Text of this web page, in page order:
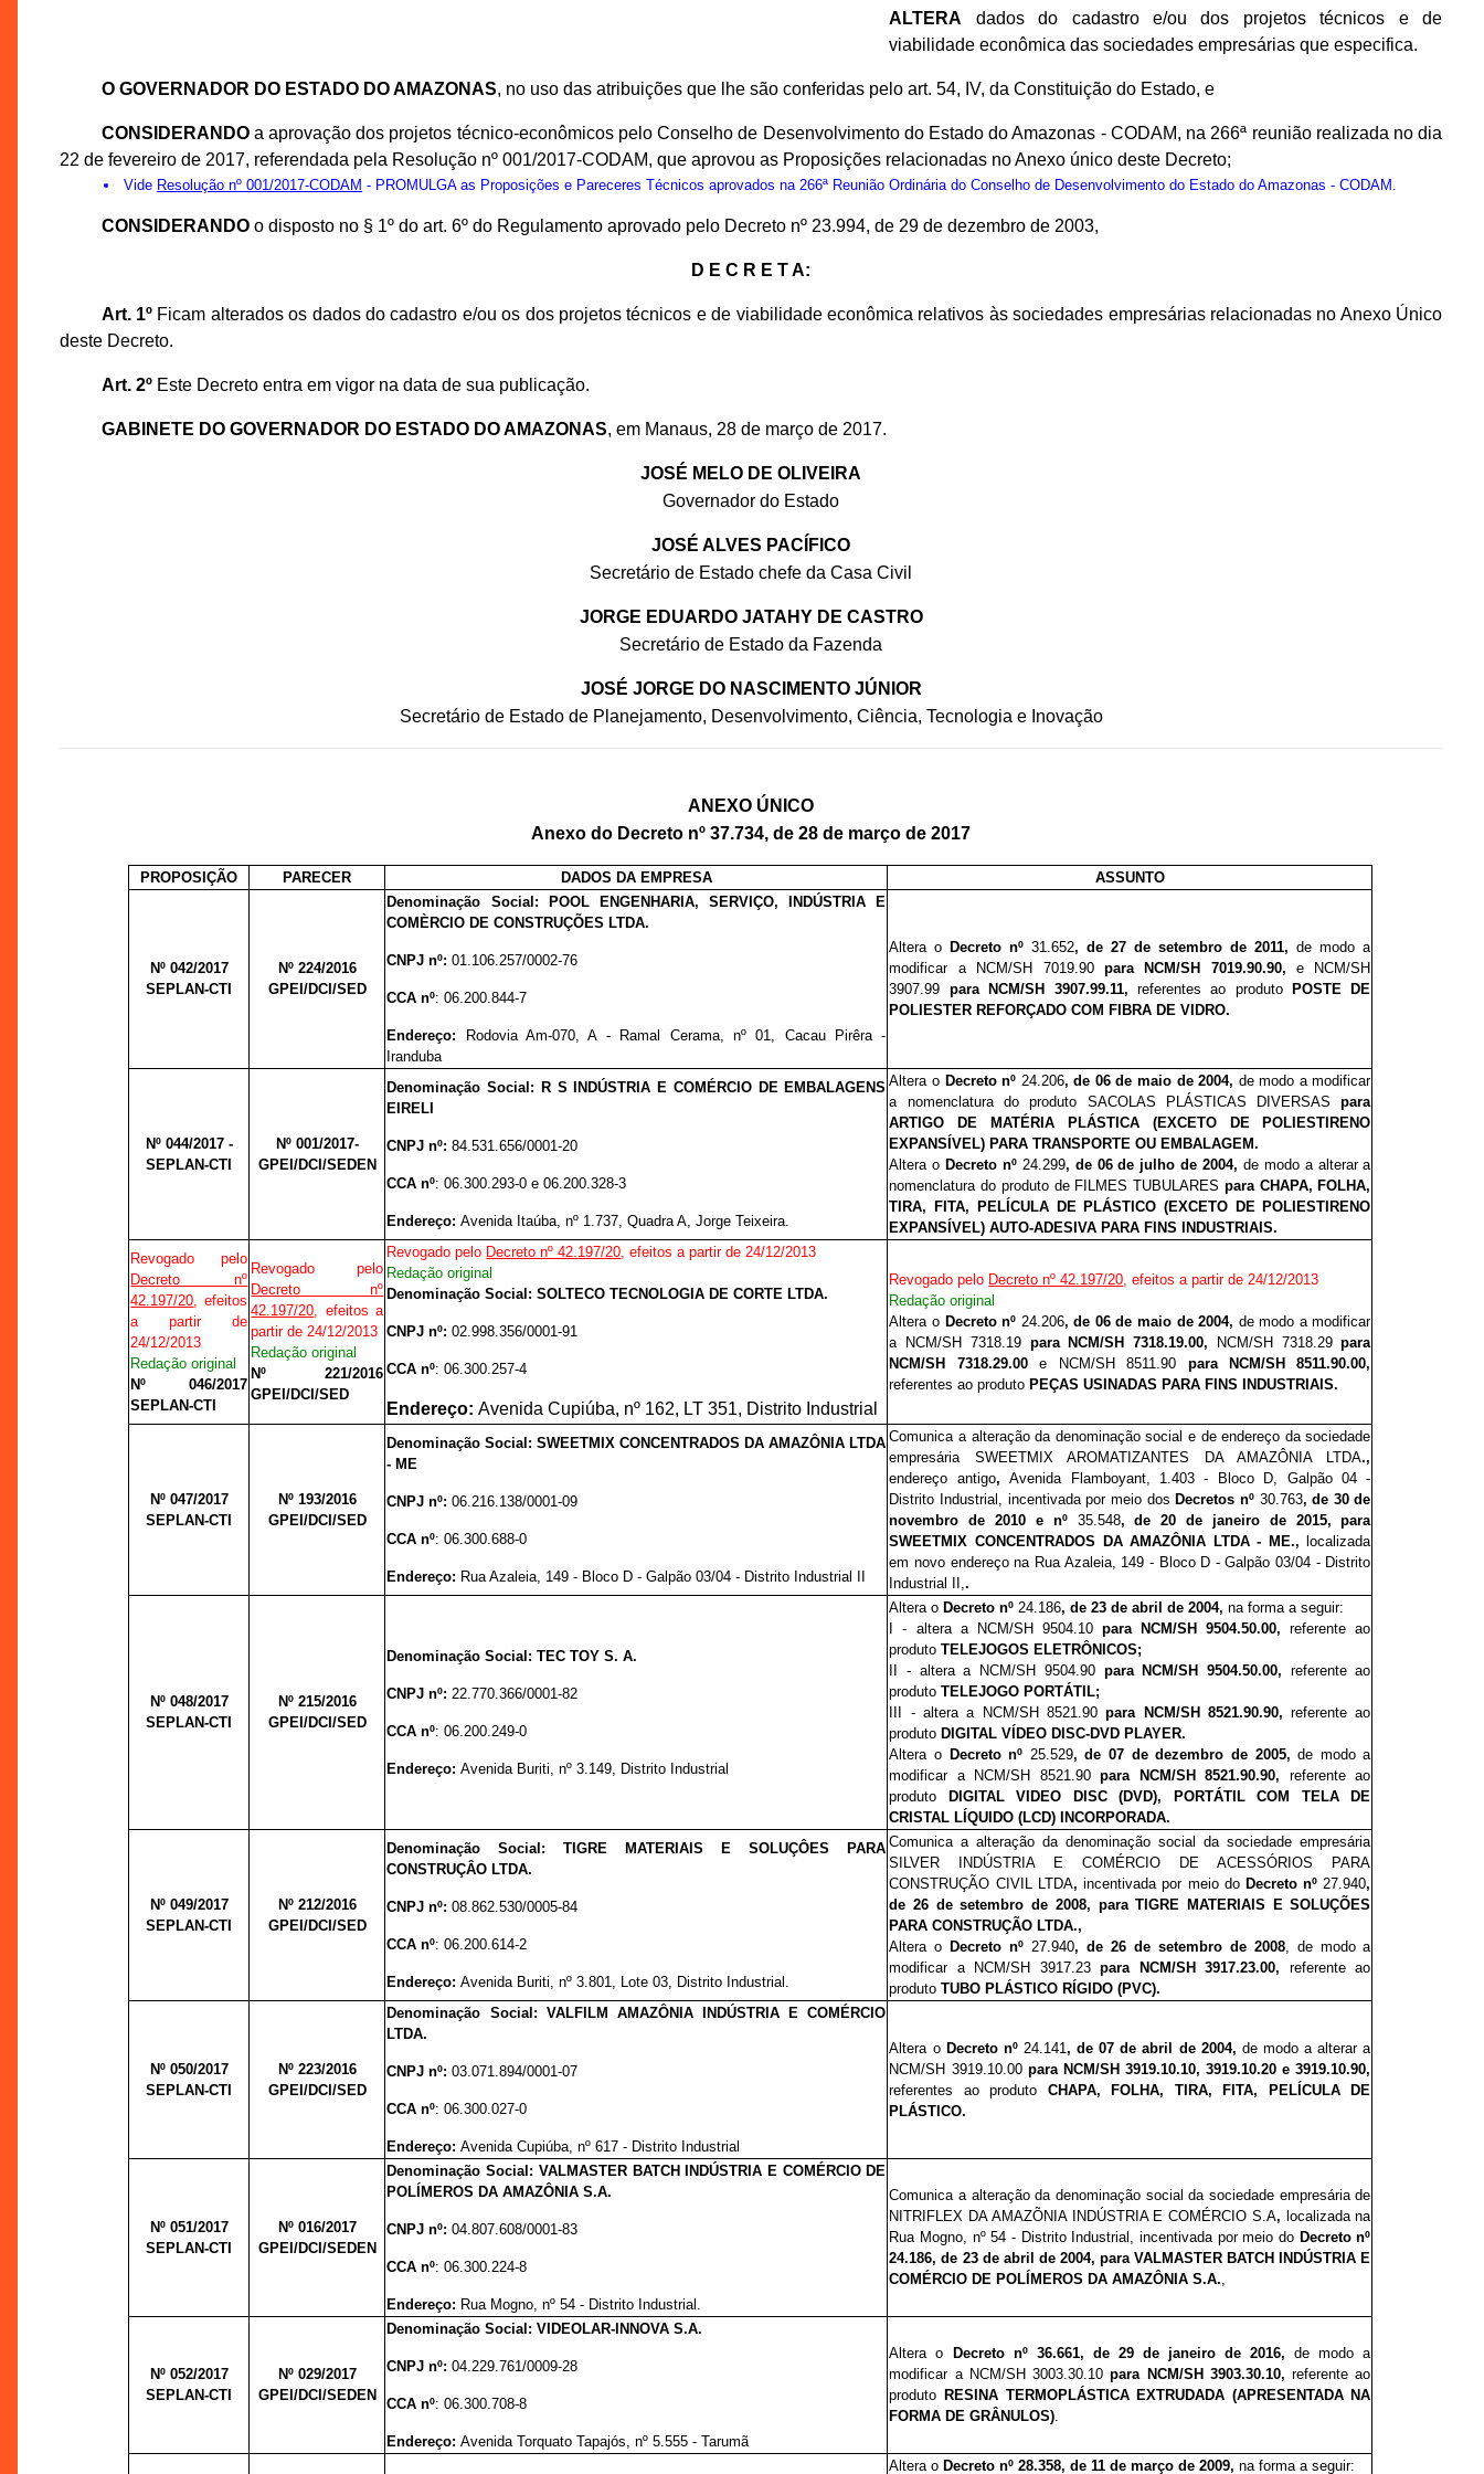
ALTERA dados do cadastro e/ou dos projetos técnicos e de
viabilidade econômica das sociedades empresárias que especifica.
O GOVERNADOR DO ESTADO DO AMAZONAS, no uso das atribuições que lhe são conferidas pelo art. 54, IV, da Constituição do Estado, e
CONSIDERANDOa aprovação dos projetos técnico-econômicos pelo Conselho de Desenvolvimento do Estado do Amazonas - CODAM, na 266ª reunião realizada no dia
22 de fevereiro de 2017, referendada pela Resolução nº 001/2017-CODAM, que aprovou as Proposições relacionadas no Anexo único deste Decreto;
Vide Resolução nº 001/2017-CODAM - PROMULGA as Proposições e Pareceres Técnicos aprovados na 266ª Reunião Ordinária do Conselho de Desenvolvimento do Estado do Amazonas - CODAM.
CONSIDERANDOo disposto no § 1º do art. 6º do Regulamento aprovado pelo Decreto nº 23.994, de 29 de dezembro de 2003,
D E C R E T A:
Art. 1ºFicam alterados os dados do cadastro e/ou os dos projetos técnicos e de viabilidade econômica relativos às sociedades empresárias relacionadas no Anexo Único
deste Decreto.
Art. 2ºEste Decreto entra em vigor na data de sua publicação.
GABINETE DO GOVERNADOR DO ESTADO DO AMAZONAS, em Manaus, 28 de março de 2017.
JOSÉ MELO DE OLIVEIRA
Governador do Estado
JOSÉ ALVES PACÍFICO
Secretário de Estado chefe da Casa Civil
JORGE EDUARDO JATAHY DE CASTRO
Secretário de Estado da Fazenda
JOSÉ JORGE DO NASCIMENTO JÚNIOR
Secretário de Estado de Planejamento, Desenvolvimento, Ciência, Tecnologia e Inovação
ANEXO ÚNICO
Anexo do Decreto nº 37.734, de 28 de março de 2017
PROPOSIÇÃO PARECER DADOS DA EMPRESA ASSUNTO
Nº 042/2017
SEPLAN-CTI
Nº 224/2016
GPEI/DCI/SED
Denominação Social: POOL ENGENHARIA, SERVIÇO, INDÚSTRIA E
COMÈRCIO DE CONSTRUÇÕES LTDA.
CNPJ nº:01.106.257/0002-76
CCA nº: 06.200.844-7
Endereço:
Rodovia Am-070, A - Ramal Cerama, nº 01, Cacau Pirêra -
Iranduba
Altera o Decreto nº31.652, de 27 de setembro de 2011,de modo a
modificar
a NCM/SH 7019.90 para NCM/SH 7019.90.90,e NCM/SH
3907.99 para NCM/SH 3907.99.11, referentes ao produto
POSTE DE
POLIESTER REFORÇADO COM FIBRA DE VIDRO.
Nº 044/2017 -
SEPLAN-CTI
Nº 001/2017-
GPEI/DCI/SEDEN
Denominação Social: R S INDÚSTRIA E COMÉRCIO DE EMBALAGENS
EIRELI
CNPJ nº:84.531.656/0001-20
CCA nº: 06.300.293-0 e 06.200.328-3
Endereço:Avenida Itaúba, nº 1.737, Quadra A, Jorge Teixeira.
Altera o Decreto nº 24.206, de 06 de maio de 2004, de modo a modificar
a
nomenclatura do produto SACOLAS PLÁSTICAS DIVERSASpara
ARTIGO DE MATÉRIA PLÁSTICA (EXCETO DE POLIESTIRENO
EXPANSÍVEL) PARA TRANSPORTE OU EMBALAGEM.
Altera o Decreto nº 24.299, de 06 de julho de 2004, de modo a alterar a
nomenclatura do produto de FILMES TUBULARES para CHAPA, FOLHA,
TIRA, FITA, PELÍCULA DE PLÁSTICO (EXCETO DE POLIESTIRENO
EXPANSÍVEL) AUTO-ADESIVA PARA FINS INDUSTRIAIS.
Revogado pelo
Decreto nº
42.197/20, efeitos
a partir de
24/12/2013
Redação original
Nº 046/2017
SEPLAN-CTI
Revogado pelo
Decreto nº
42.197/20, efeitos a
partir de 24/12/2013
Redação original
Nº 221/2016
GPEI/DCI/SED
Revogado pelo Decreto nº 42.197/20, efeitos a partir de 24/12/2013
Redação original
Denominação Social: SOLTECO TECNOLOGIA DE CORTE LTDA.
CNPJ nº:02.998.356/0001-91
CCA nº: 06.300.257-4
Endereço:Avenida Cupiúba, nº 162, LT 351, Distrito Industrial
Revogado pelo Decreto nº 42.197/20, efeitos a partir de 24/12/2013
Redação original
Altera o Decreto nº 24.206, de 06 de maio de 2004, de modo a modificar
a NCM/SH 7318.19 para NCM/SH 7318.19.00, NCM/SH 7318.29para
NCM/SH 7318.29.00e NCM/SH 8511.90 para NCM/SH 8511.90.00,
referentes ao produto PEÇAS USINADAS PARA FINS INDUSTRIAIS.
Nº 047/2017
SEPLAN-CTI
Nº 193/2016
GPEI/DCI/SED
Denominação Social:SWEETMIX CONCENTRADOS DA AMAZÔNIA LTDA
- ME
CNPJ nº:06.216.138/0001-09
CCA nº: 06.300.688-0
Endereço: Rua Azaleia, 149 - Bloco D - Galpão 03/04 - Distrito Industrial II
Comunica a alteração da denominação social e de endereço da sociedade
empresária
SWEETMIX AROMATIZANTES DA AMAZÔNIA LTDA.,
endereço antigo,Avenida Flamboyant, 1.403 - Bloco D, Galpão 04 -
Distrito Industrial, incentivada por meio dos Decretos nº 30.763, de 30 de
novembro de 2010 e nº 35.548, de 20 de janeiro de 2015, para
SWEETMIX CONCENTRADOS DA AMAZÔNIA LTDA - ME.,
localizada
em novo endereço na Rua Azaleia, 149 - Bloco D - Galpão 03/04 - Distrito
Industrial II,.
Nº 048/2017
SEPLAN-CTI
Nº 215/2016
GPEI/DCI/SED
Denominação Social: TEC TOY S. A.
CNPJ nº:22.770.366/0001-82
CCA nº: 06.200.249-0
Endereço:Avenida Buriti, nº 3.149, Distrito Industrial
Altera o Decreto nº24.186, de 23 de abril de 2004,na forma a seguir:
I - altera a NCM/SH 9504.10 para NCM/SH 9504.50.00,referente ao
produtoTELEJOGOS ELETRÔNICOS;
II - altera a NCM/SH 9504.90 para NCM/SH 9504.50.00, referente ao
produtoTELEJOGO PORTÁTIL;
III - altera a NCM/SH 8521.90para NCM/SH 8521.90.90,referente ao
produto DIGITAL VÍDEO DISC-DVD PLAYER.
Altera o Decreto nº 25.529, de 07 de dezembro de 2005,de modo a
modificar a NCM/SH 8521.90para NCM/SH 8521.90.90, referente ao
produto
DIGITAL VIDEO DISC (DVD), PORTÁTIL COM TELA DE
CRISTAL LÍQUIDO (LCD) INCORPORADA.
Nº 049/2017
SEPLAN-CTI
Nº 212/2016
GPEI/DCI/SED
Denominação Social: TIGRE MATERIAIS E SOLUÇÔES PARA
CONSTRUÇÂO LTDA.
CNPJ nº:08.862.530/0005-84
CCA nº: 06.200.614-2
Endereço:Avenida Buriti, nº 3.801, Lote 03, Distrito Industrial.
Comunica a alteração da denominação social da sociedade empresária
SILVER INDÚSTRIA E COMÉRCIO DE ACESSÓRIOS PARA
CONSTRUÇÃO CIVIL LTDA, incentivada por meio do Decreto nº27.940,
de 26 de setembro de 2008, para TIGRE MATERIAIS E SOLUÇÕES
PARA CONSTRUÇÃO LTDA.,
Altera o Decreto nº27.940, de 26 de setembro de 2008, de modo a
modificar a NCM/SH 3917.23para NCM/SH 3917.23.00, referente ao
produtoTUBO PLÁSTICO RÍGIDO (PVC).
Nº 050/2017
SEPLAN-CTI
Nº 223/2016
GPEI/DCI/SED
Denominação Social: VALFILM AMAZÔNIA INDÚSTRIA E COMÉRCIO
LTDA.
CNPJ nº:03.071.894/0001-07
CCA nº: 06.300.027-0
Endereço:Avenida Cupiúba, nº 617 - Distrito Industrial
Altera o Decreto nº 24.141, de 07 de abril de 2004, de modo a alterar a
NCM/SH 3919.10.00 para NCM/SH 3919.10.10, 3919.10.20 e 3919.10.90,
referentes ao produto CHAPA, FOLHA, TIRA, FITA, PELÍCULA DE
PLÁSTICO.
Nº 051/2017
SEPLAN-CTI
Nº 016/2017
GPEI/DCI/SEDEN
Denominação Social: VALMASTER BATCH INDÚSTRIA E COMÉRCIO DE
POLÍMEROS DA AMAZÔNIA S.A.
CNPJ nº:04.807.608/0001-83
CCA nº: 06.300.224-8
Endereço: Rua Mogno, nº 54 - Distrito Industrial.
Comunica a alteração da denominação social da sociedade empresária de
NITRIFLEX DA AMAZÕNIA INDÚSTRIA E COMÉRCIO S.A, localizada na
Rua Mogno, nº 54 - Distrito Industrial, incentivada por meio do Decreto nº
24.186, de 23 de abril de 2004, para VALMASTER BATCH INDÚSTRIA E
COMÉRCIO DE POLÍMEROS DA AMAZÔNIA S.A.,
Nº 052/2017
SEPLAN-CTI
Nº 029/2017
GPEI/DCI/SEDEN
Denominação Social: VIDEOLAR-INNOVA S.A.
CNPJ nº:04.229.761/0009-28
CCA nº: 06.300.708-8
Endereço:Avenida Torquato Tapajós, nº 5.555 - Tarumã
Altera o Decreto nº 36.661, de 29 de janeiro de 2016, de modo a
modificar a NCM/SH 3003.30.10para NCM/SH 3903.30.10, referente ao
produto RESINA TERMOPLÁSTICA EXTRUDADA (APRESENTADA NA
FORMA DE GRÂNULOS).
Altera o Decreto nº 28.358, de 11 de março de 2009,na forma a seguir: